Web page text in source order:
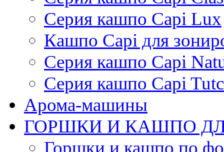
Серия кашпо Capi Lux
Кашпо Capi для
Серия кашпо Capi
Серия кашпо Capi
Арома-машины
ГОРШКИ И КАШПО
Горшки и кашпо по